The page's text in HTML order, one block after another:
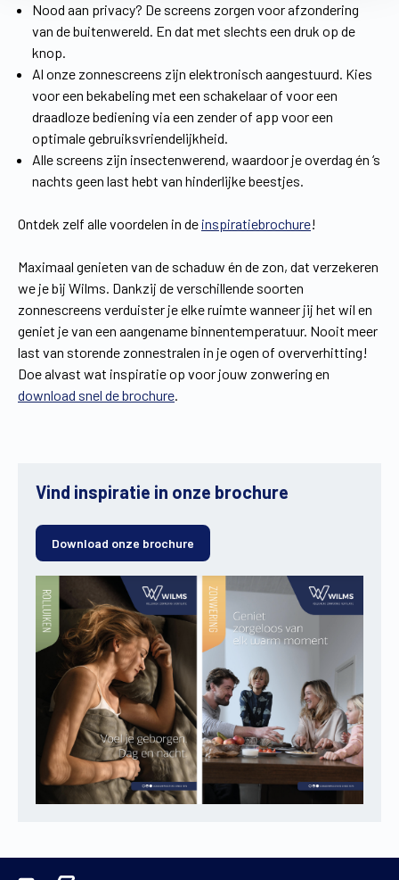
Nood aan privacy? De screens zorgen voor afzondering
van de buitenwereld. En dat met slechts een druk op de
knop.
Al onze zonnescreens zijn elektronisch aangestuurd. Kies
voor een bekabeling met een schakelaar of voor een
draadloze bediening via een zender of app voor een
optimale gebruiksvriendelijkheid.
Alle screens zijn insectenwerend, waardoor je overdag én ‘s
nachts geen last hebt van hinderlijke beestjes.
Ontdek zelf alle voordelen in de inspiratiebrochure!
Maximaal genieten van de schaduw én de zon, dat verzekeren
we je bij Wilms. Dankzij de verschillende soorten
zonnescreens verduister je elke ruimte wanneer jij het wil en
geniet je van een aangename binnentemperatuur. Nooit meer
last van storende zonnestralen in je ogen of oververhitting!
Doe alvast wat inspiratie op voor jouw zonwering en
download snel de brochure.
Vind inspiratie in onze brochure
Download onze brochure